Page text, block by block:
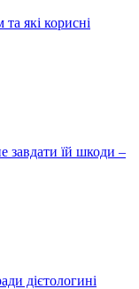
які корисні
завдати їй шкоди –
дієтологині